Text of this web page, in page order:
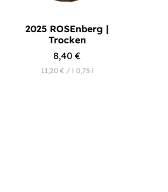
2025 ROSEnberg |
Trocken
8,40 €
11,20 € / l 0,75 l